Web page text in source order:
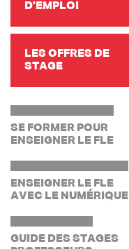
D'EMPLOI
LES OFFRES DE
STAGE
SE FORMER POUR
ENSEIGNER LE FLE
ENSEIGNER LE FLE
AVEC LE NUMÉRIQUE
GUIDE DES STAGES